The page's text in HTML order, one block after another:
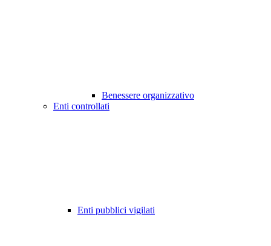
Benessere organizzativo
Enti controllati
Enti pubblici vigilati